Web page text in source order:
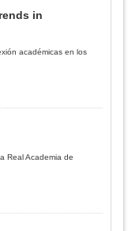
in
académicas en los
Real Academia de